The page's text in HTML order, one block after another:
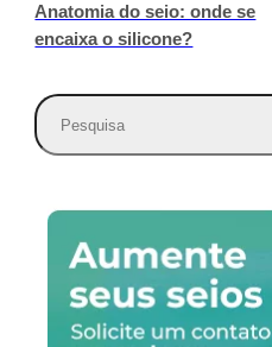
Anatomia do seio: onde se
encaixa o silicone?
P
e